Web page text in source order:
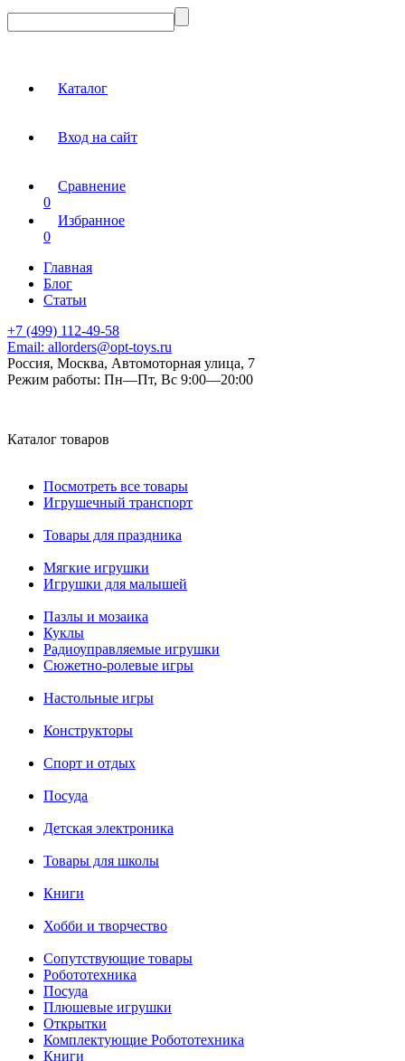
Каталог
Вход на сайт
Сравнение
0
Избранное
0
Главная
Блог
Статьи
+7 (499) 112-49-58
Email: allorders@opt-toys.ru
Россия, Москва, Автомоторная улица, 7
Режим работы: Пн—Пт, Вс 9:00—20:00
Каталог товаров
Посмотреть все товары
Игрушечный транспорт
Товары для праздника
Мягкие игрушки
Игрушки для малышей
Пазлы и мозаика
Куклы
Радиоуправляемые игрушки
Сюжетно-ролевые игры
Настольные игры
Конструкторы
Спорт и отдых
Посуда
Детская электроника
Товары для школы
Книги
Хобби и творчество
Сопутствующие товары
Робототехника
Посуда
Плюшевые игрушки
Открытки
Комплектующие Робототехника
Книги